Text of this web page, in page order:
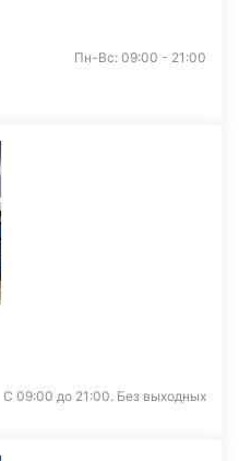
Пн-Вс: 09:00 - 21:00
С 09:00 до 21:00. Без выходных